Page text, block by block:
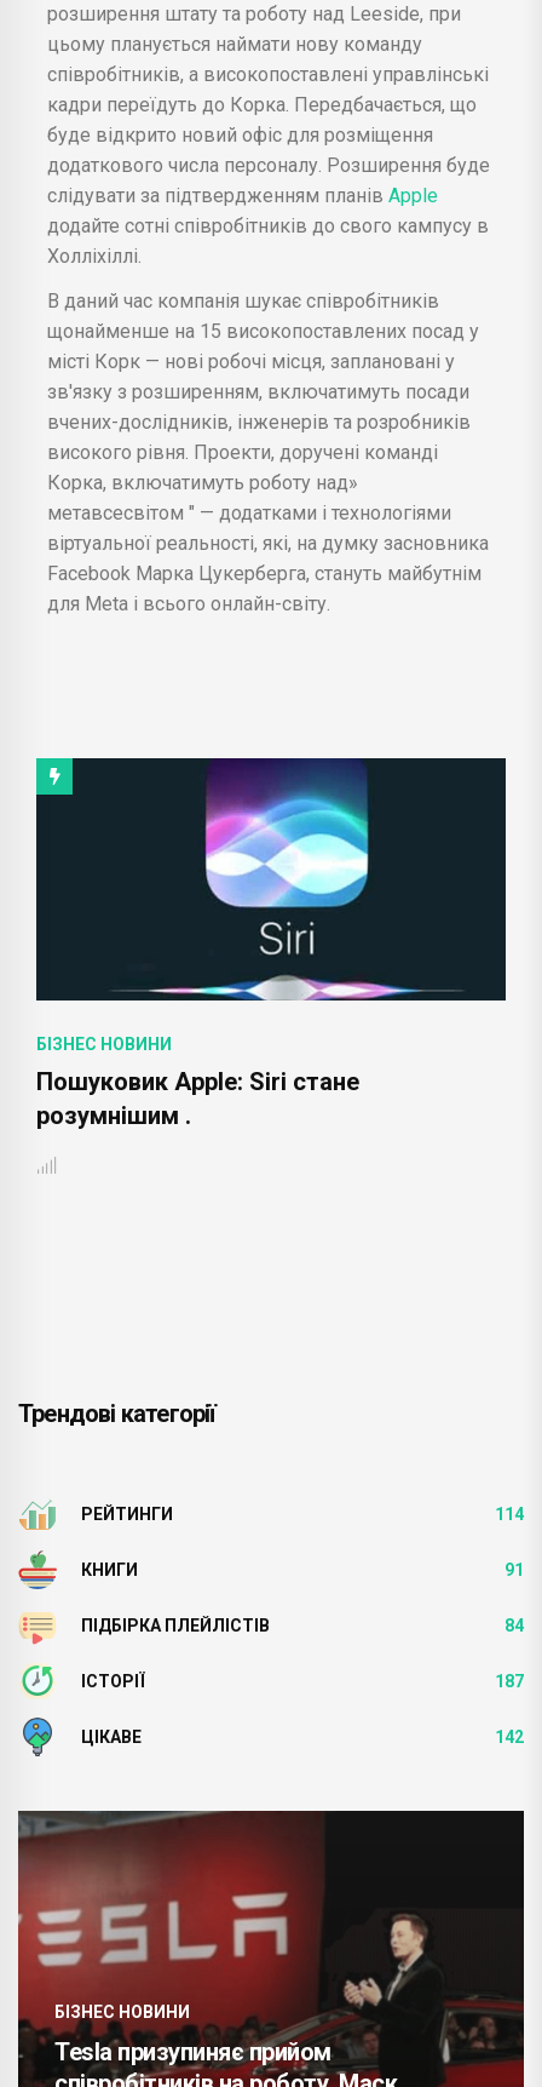
розширення штату та роботу над Leeside, при
цьому планується наймати нову команду
співробітників, а високопоставлені управлінські
кадри переїдуть до Корка. Передбачається, що
буде відкрито новий офіс для розміщення
додаткового числа персоналу. Розширення буде
слідувати за підтвердженням планів Apple
додайте сотні співробітників до свого кампусу в
Холліхіллі.
В даний час компанія шукає співробітників
щонайменше на 15 високопоставлених посад у
місті Корк — нові робочі місця, заплановані у
зв'язку з розширенням, включатимуть посади
вчених-дослідників, інженерів та розробників
високого рівня. Проекти, доручені команді
Корка, включатимуть роботу над»
метавсесвітом " — додатками і технологіями
віртуальної реальності, які, на думку засновника
Facebook Марка Цукерберга, стануть майбутнім
для Meta і всього онлайн-світу.
БІЗНЕС НОВИНИ
Пошуковик Apple: Siri стане
розумнішим .
Трендові категорії
РЕЙТИНГИ 114
КНИГИ 91
ПІДБІРКА ПЛЕЙЛІСТІВ 84
ІСТОРІЇ 187
ЦІКАВЕ 142
БІЗНЕС НОВИНИ
Tesla призупиняє прийом